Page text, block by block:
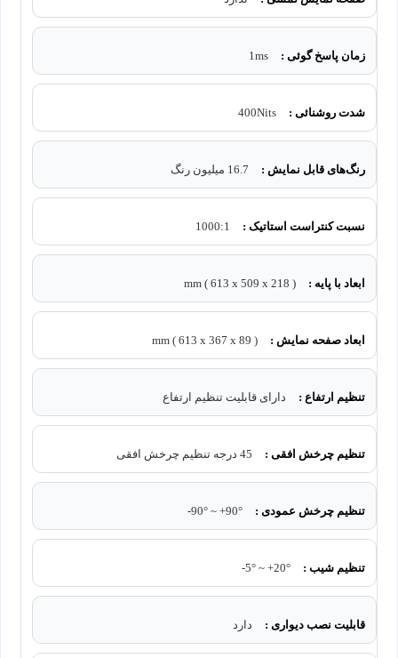
زمان پاسخ گوئی : 1ms
شدت روشنائی : 400Nits
رنگ‌های قابل نمایش : 16.7 میلیون رنگ
نسبت کنتراست استاتیک : 1000:1
ابعاد با پایه : mm ( 613 x 509 x 218 )
ابعاد صفحه نمایش : mm ( 613 x 367 x 89 )
تنظیم ارتفاع : دارای قابلیت تنظیم ارتفاع
تنظیم چرخش افقی : 45 درجه تنظیم چرخش افقی
تنظیم چرخش عمودی : 90°+ ~ 90°-
تنظیم شیب : 20°+ ~ 5°-
قابلیت نصب دیواری : دارد